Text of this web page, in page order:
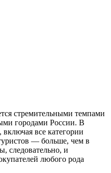
стремительными темпами
городами России. В
все категории
— больше, чем в
следовательно, и
любого рода